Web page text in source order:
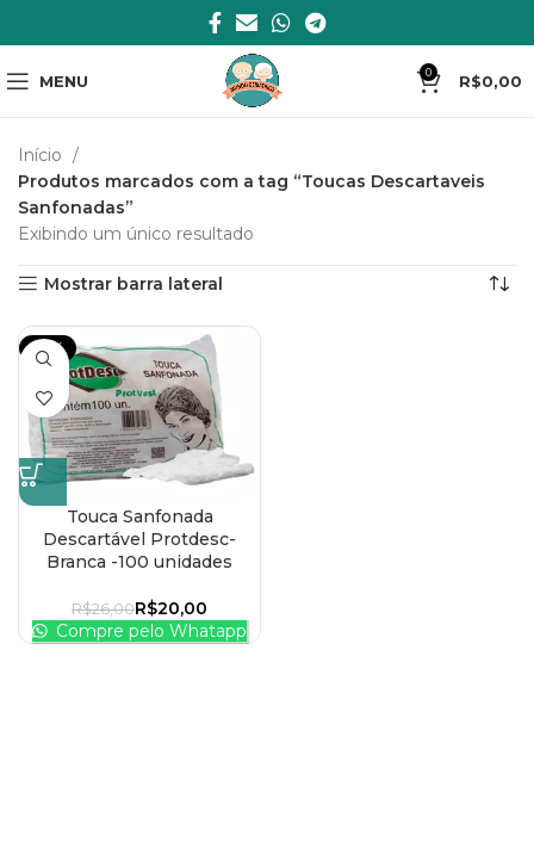
MENU 0 R$0,00
Início
Produtos marcados com a tag “Toucas Descartaveis
Sanfonadas”
Exibindo um único resultado
Mostrar barra lateral
-23%
Touca Sanfonada
Descartável Protdesc-
Branca -100 unidades
R$26,00R$20,00
Compre pelo Whatapp